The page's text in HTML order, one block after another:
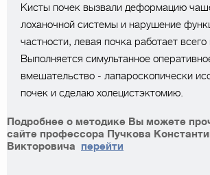
Кисты почек вызвали деформацию
лоханочной системы и нарушение
частности, левая почка работает всего
Выполняется симультанное
вмешательство - лапароскопически
почек и сделаю холецистэктомию.
Подробнее о методике Вы можете
сайте профессора Пучкова
Викторовича перейти